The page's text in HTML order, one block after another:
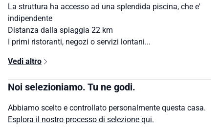
La struttura ha accesso ad una splendida piscina, che e'
indipendente
Distanza dalla spiaggia 22 km
I primi ristoranti, negozi o servizi lontani...
Vedi altro
Noi selezioniamo. Tu ne godi.
Abbiamo scelto e controllato personalmente questa casa.
Esplora il nostro processo di selezione qui.